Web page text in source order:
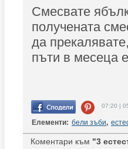
Смесвате
получената
да
пъти в месеца
07:20 |
Елементи: бели зъби,
Коментари към "3